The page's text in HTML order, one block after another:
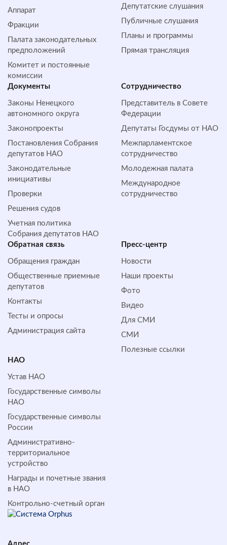
Аппарат
Фракции
Палата законодательных
предположений
Комитет и постоянные
комиссии
Депутатские слушания
Публичные слушания
Планы и программы
Прямая трансляция
Документы
Законы Ненецкого
автономного округа
Законопроекты
Постановления Собрания
депутатов НАО
Законодательные
инициативы
Проверки
Решения судов
Учетная политика
Собрания депутатов НАО
Сотрудничество
Представитель в Совете
Федерации
Депутаты Госдумы от НАО
Межпарламентское
сотрудничество
Молодежная палата
Международное
сотрудничество
Обратная cвязь
Обращения граждан
Общественные приемные
депутатов
Контакты
Тесты и опросы
Администрация сайта
Пресс-центр
Новости
Наши проекты
Фото
Видео
Для СМИ
СМИ
Полезные ссылки
НАО
Устав НАО
Государственные символы
НАО
Государственные символы
России
Административно-
территориальное
устройство
Награды и почетные звания
в НАО
Контрольно-счетный орган